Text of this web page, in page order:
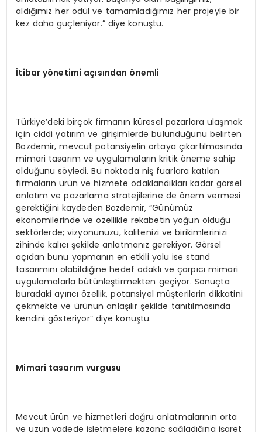
aldığımız her ödül ve tamamladığımız her projeyle bir
kez daha güçleniyor.” diye konuştu.
İtibar yönetimi açısından önemli
Türkiye’deki birçok firmanın küresel pazarlara ulaşmak
için ciddi yatırım ve girişimlerde bulunduğunu belirten
Bozdemir, mevcut potansiyelin ortaya çıkartılmasında
mimari tasarım ve uygulamaların kritik öneme sahip
olduğunu söyledi. Bu noktada niş fuarlara katılan
firmaların ürün ve hizmete odaklandıkları kadar görsel
anlatım ve pazarlama stratejilerine de önem vermesi
gerektiğini kaydeden Bozdemir, “Günümüz
ekonomilerinde ve özellikle rekabetin yoğun olduğu
sektörlerde; vizyonunuzu, kalitenizi ve birikimlerinizi
zihinde kalıcı şekilde anlatmanız gerekiyor. Görsel
açıdan bunu yapmanın en etkili yolu ise stand
tasarımını olabildiğine hedef odaklı ve çarpıcı mimari
uygulamalarla bütünleştirmekten geçiyor. Sonuçta
buradaki ayırıcı özellik, potansiyel müşterilerin dikkatini
çekmekte ve ürünün anlaşılır şekilde tanıtılmasında
kendini gösteriyor” diye konuştu.
Mimari tasarım vurgusu
Mevcut ürün ve hizmetleri doğru anlatmalarının orta
ve uzun vadede işletmelere kazanç sağladığına işaret